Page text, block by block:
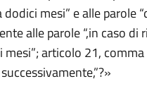
mesi” e alle parole
alle parole “,in caso di
articolo 21,